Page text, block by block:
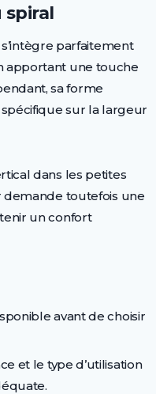
spiral
parfaitement
apportant une touche
sa forme
sur la largeur
dans les petites
demande toutefois une
un confort
avant de choisir
et le type d’utilisation